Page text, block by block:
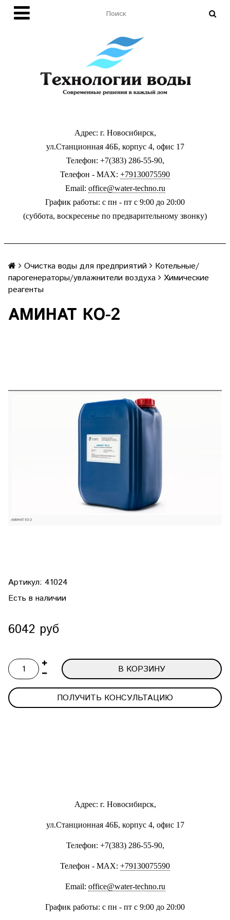
Адрес: г. Новосибирск,
ул.Станционная 46Б, корпус 4, офис 17
Телефон: +7(383) 286-55-90,
Телефон - MAX: +79130075590
Email: office@water-techno.ru
График работы: с пн - пт с 9:00 до 20:00
(суббота, воскресенье по предварительному звонку)
Очистка воды для предприятий
Котельные/
парогенераторы/увлажнители воздуха
Химические
реагенты
АМИНАТ КО-2
Артикул: 41024
Есть в наличии
6042 руб
В КОРЗИНУ
ПОЛУЧИТЬ КОНСУЛЬТАЦИЮ
Адрес: г. Новосибирск,
ул.Станционная 46Б, корпус 4, офис 17
Телефон: +7(383) 286-55-90,
Телефон - MAX: +79130075590
Email: office@water-techno.ru
График работы: с пн - пт с 9:00 до 20:00